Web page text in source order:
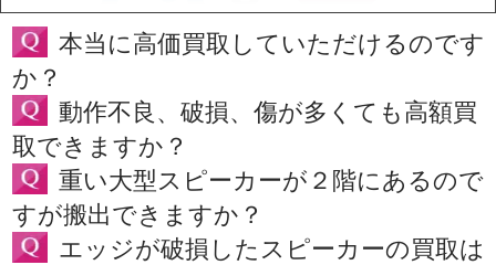
本当に高価買取していただけるのです
か？
動作不良、破損、傷が多くても高額買
取できますか？
重い大型スピーカーが２階にあるので
すが搬出できますか？
エッジが破損したスピーカーの買取は